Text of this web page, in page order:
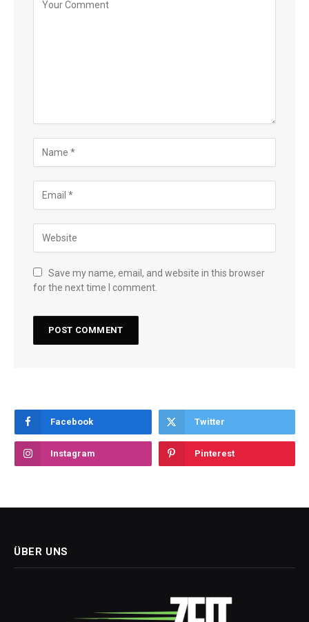
Save my name, email, and website in this browser
for the next time I comment.
Facebook Twitter
Instagram Pinterest
ÜBER UNS